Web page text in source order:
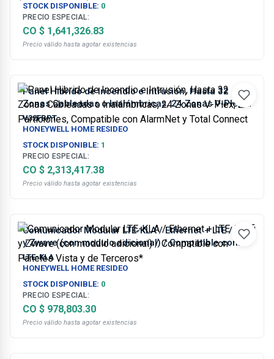
STOCK DISPONIBLE: 0
PRECIO ESPECIAL:
CO $ 1,641,326.83
Precio válido hasta agotar existencias
Panel Hibrido de Incendio e Intrusión, Hasta 32
Zonas Cableadas o Inalámbricas, 24 Zonas V-Plex,
2 Particiones, Compatible con AlarmNet y Total
Connect
V32FBPT
HONEYWELL HOME RESIDEO
STOCK DISPONIBLE: 1
PRECIO ESPECIAL:
CO $ 2,313,417.38
Precio válido hasta agotar existencias
Comunicador Modular LTE-KLA / Ethernet + LTE / Wifi
y Zwave (con modulo adicional) / Compatible con
Paneles Vista y de Terceros*
LTE-KLA
HONEYWELL HOME RESIDEO
STOCK DISPONIBLE: 0
PRECIO ESPECIAL:
CO $ 978,803.30
Precio válido hasta agotar existencias